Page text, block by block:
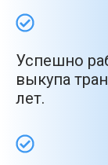
Успешно
выкупа
лет.